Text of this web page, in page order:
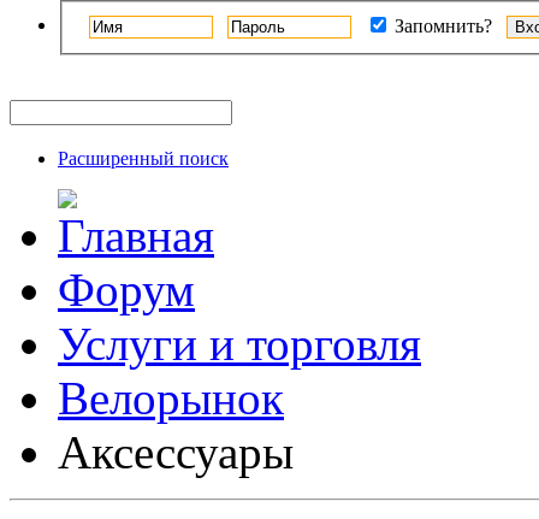
Запомнить?
Расширенный поиск
Форум
Услуги и торговля
Велорынок
Aксессуары